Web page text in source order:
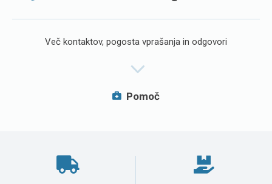
Več kontaktov, pogosta vprašanja in odgovori
Pomoč